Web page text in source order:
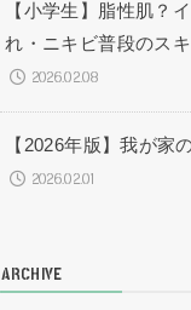
【小学生】脂性肌？
れ・ニキビ普段のス
2026.02.08
【2026年版】我が家
2026.02.01
ARCHIVE